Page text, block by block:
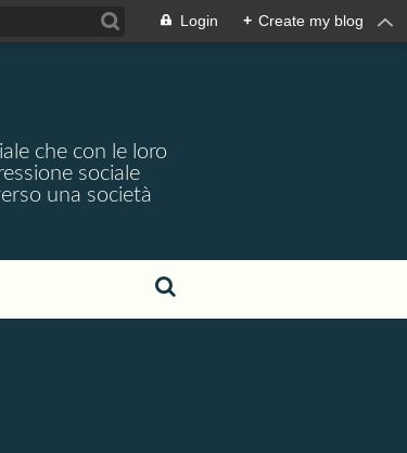
Login + Create my blog
che con le loro
sociale
una società